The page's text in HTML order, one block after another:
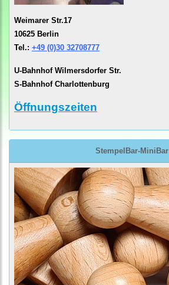
Weimarer Str.17
10625 Berlin
Tel.: +49 (0)30 32708777
U-Bahnhof Wilmersdorfer Str.
S-Bahnhof Charlottenburg
Öffnungszeiten
StempelBar-MiniBar